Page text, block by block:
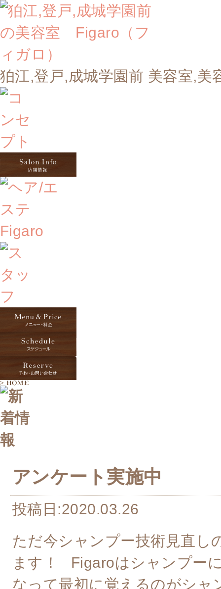
狛江,登戸,成城学園前 美容室,美
アンケート実施中
投稿日:2020.03.26
ただ今シャンプー技術見直し
ます！ Figaroはシャンプー
なって最初に覚えるのがシャ